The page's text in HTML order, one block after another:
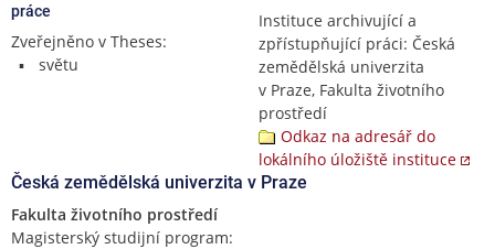
práce
Zveřejněno v Theses:
světu
Instituce archivující a
zpřístupňující práci: Česká
zemědělská univerzita
v Praze, Fakulta životního
prostředí
Odkaz na adresář do
lokálního úložiště instituce
Česká zemědělská univerzita v Praze
Fakulta životního prostředí
Magisterský studijní program: